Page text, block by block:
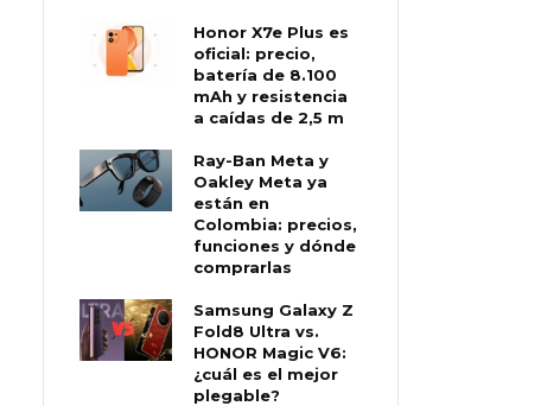
Honor X7e Plus es
oficial: precio,
batería de 8.100
mAh y resistencia
a caídas de 2,5 m
Ray-Ban Meta y
Oakley Meta ya
están en
Colombia: precios,
funciones y dónde
comprarlas
Samsung Galaxy Z
Fold8 Ultra vs.
HONOR Magic V6:
¿cuál es el mejor
plegable?